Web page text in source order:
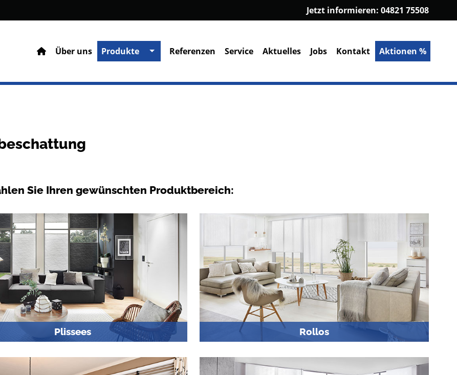
Jetzt informieren: 04821 75508
Über uns Produkte Referenzen Service Aktuelles Jobs Kontakt Aktionen %
Sie Ihren gewünschten Produktbereich:
Plissees Rollos